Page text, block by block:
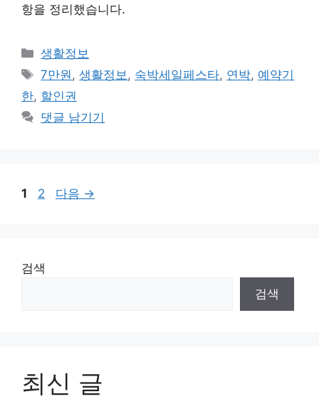
항을 정리했습니다.
카
테
리
생활정보
태
그
7만원,생활정보, 숙박세일페스타, 연박, 예약기
한, 할인권
댓글 남기기
페
1
페
2 다음 →
검색
검색
최신 글